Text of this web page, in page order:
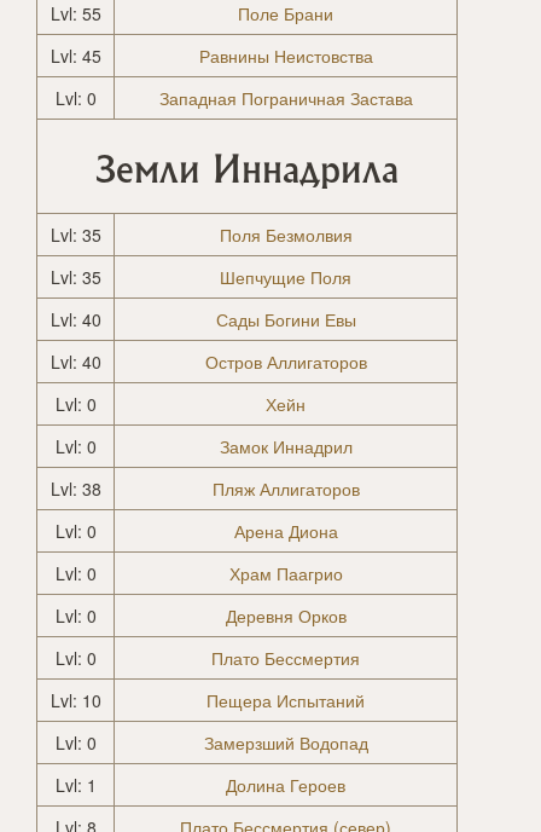
Lvl: 55
Поле Брани
Lvl: 45
Равнины Неистовства
Lvl: 0
Западная Пограничная Застава
Земли Иннадрила
Lvl: 35
Поля Безмолвия
Lvl: 35
Шепчущие Поля
Lvl: 40
Сады Богини Евы
Lvl: 40
Остров Аллигаторов
Lvl: 0
Хейн
Lvl: 0
Замок Иннадрил
Lvl: 38
Пляж Аллигаторов
Lvl: 0
Арена Диона
Lvl: 0
Храм Паагрио
Lvl: 0
Деревня Орков
Lvl: 0
Плато Бессмертия
Lvl: 10
Пещера Испытаний
Lvl: 0
Замерзший Водопад
Lvl: 1
Долина Героев